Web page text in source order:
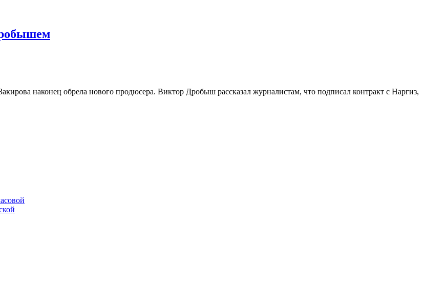
наконец обрела нового продюсера. Виктор Дробыш рассказал журналистам, что подписал контракт с Наргиз,